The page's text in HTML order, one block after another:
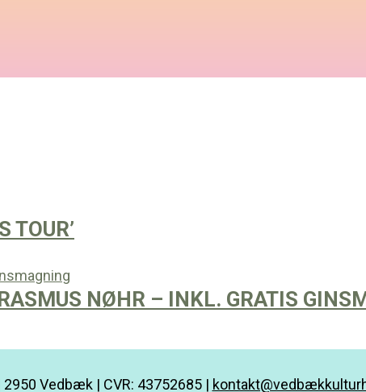
TOUR’
NØHR – INKL. GRATIS
Vedbæk | CVR: 43752685 |